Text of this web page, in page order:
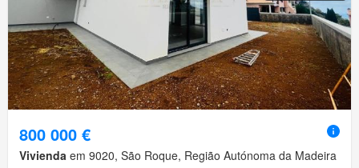
800 000 €
Vivienda em 9020, São Roque, Região Autónoma da Madeira